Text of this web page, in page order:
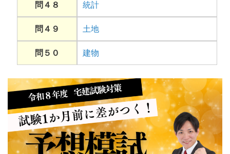
問４８ 統計
問４９ 土地
問５０ 建物